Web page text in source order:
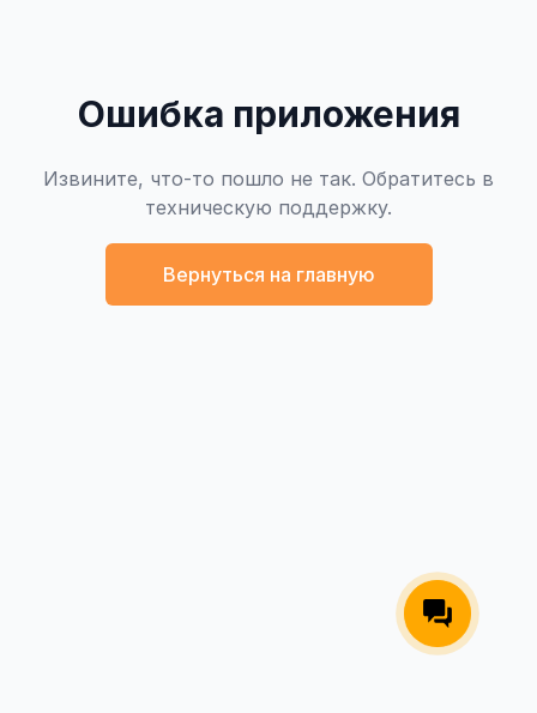
Ошибка приложения
Извините, что-то пошло не так. Обратитесь в
техническую поддержку.
Вернуться на главную